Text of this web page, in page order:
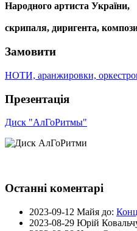
Народного артиста України,
скрипаля, диригента,
Замовити
НОТИ, аранжировки,
Презентація
Диск "АлГоРитмы"
Останні коментарі
2023-09-12 Майя до:
2023-08-29 Юрій